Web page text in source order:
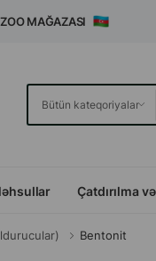
ZOO MAĞAZASI
Çatdırılma
Bentonit